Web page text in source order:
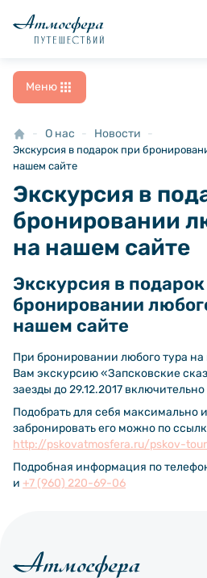
Меню
О нас Новости
Экскурсия в подарок при
нашем сайте
Экскурсия в
бронировании
на нашем сайте
Экскурсия в
бронировании
нашем сайте
При бронировании любого тура
Вам экскурсию «Запсковские
заезды до 29.12.2017 включительно
Подобрать для себя максимально
забронировать его можно по
http://pskovatmosfera.ru/pskov-
Подробная информация по
и +7 (960) 220-69-06